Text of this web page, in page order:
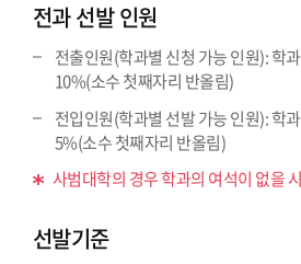
전과 선발 인원
전출인원(학과별 신청 가능 인원): 학
10%(소수 첫째자리 반올림)
전입인원(학과별 선발 가능 인원): 학
5%(소수 첫째자리 반올림)
사범대학의 경우 학과의 여석이 없을
선발기준